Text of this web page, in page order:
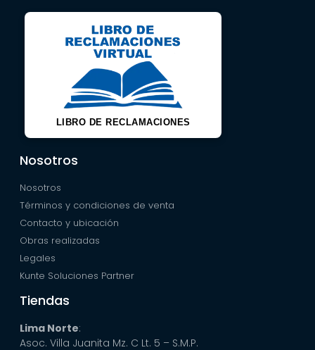
LIBRO DE RECLAMACIONES
Nosotros
Nosotros
Términos y condiciones de venta
Contacto y ubicación
Obras realizadas
Legales
Kunte Soluciones Partner
Tiendas
Lima Norte:
Asoc. Villa Juanita Mz. C Lt. 5 – S.M.P.